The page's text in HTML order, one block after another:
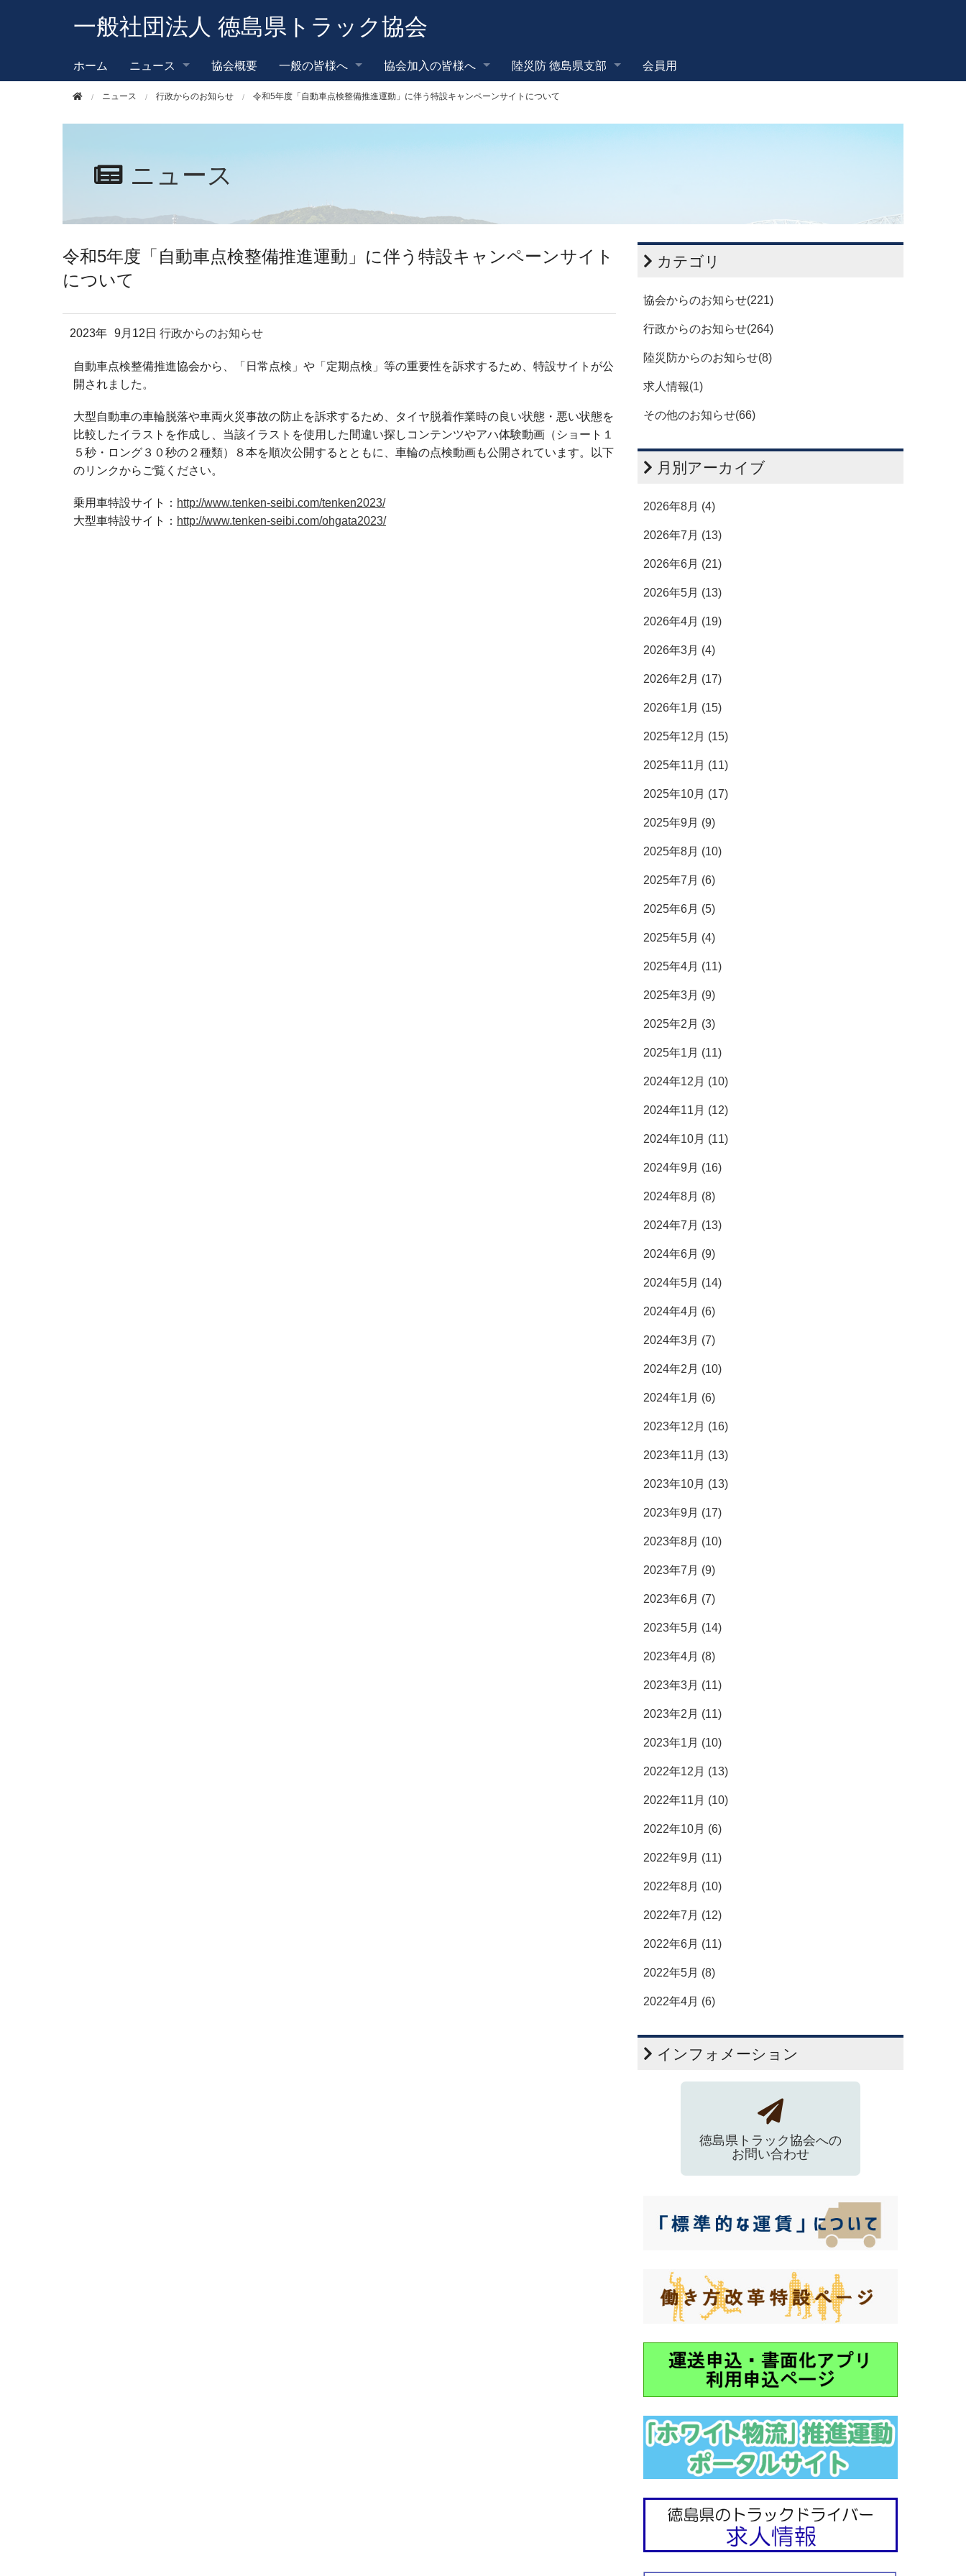
一般社団法人 徳島県トラック協会
ホーム ニュース 協会概要 一般の皆様へ 協会加入の皆様へ 陸災防 徳島県支部 会員用
ニュース 行政からのお知らせ 令和5年度「自動車点検整備推進運動」に伴う特設キャンペーンサイトについて
ニュース
令和5年度「自動車点検整備推進運動」に伴う特設キャンペーンサイト
について
2023年 9月12日 行政からのお知らせ
自動車点検整備推進協会から、「日常点検」や「定期点検」等の重要性を訴求するため、特設サイトが公
開されました。
大型自動車の車輪脱落や車両火災事故の防止を訴求するため、タイヤ脱着作業時の良い状態・悪い状態を
比較したイラストを作成し、当該イラストを使用した間違い探しコンテンツやアハ体験動画（ショート１
５秒・ロング３０秒の２種類）８本を順次公開するとともに、車輪の点検動画も公開されています。以下
のリンクからご覧ください。
乗用車特設サイト： http://www.tenken-seibi.com/tenken2023/
大型車特設サイト： http://www.tenken-seibi.com/ohgata2023/
カテゴリ
協会からのお知らせ(221)
行政からのお知らせ(264)
陸災防からのお知らせ(8)
求人情報(1)
その他のお知らせ(66)
月別アーカイブ
2026年8月 (4)
2026年7月 (13)
2026年6月 (21)
2026年5月 (13)
2026年4月 (19)
2026年3月 (4)
2026年2月 (17)
2026年1月 (15)
2025年12月 (15)
2025年11月 (11)
2025年10月 (17)
2025年9月 (9)
2025年8月 (10)
2025年7月 (6)
2025年6月 (5)
2025年5月 (4)
2025年4月 (11)
2025年3月 (9)
2025年2月 (3)
2025年1月 (11)
2024年12月 (10)
2024年11月 (12)
2024年10月 (11)
2024年9月 (16)
2024年8月 (8)
2024年7月 (13)
2024年6月 (9)
2024年5月 (14)
2024年4月 (6)
2024年3月 (7)
2024年2月 (10)
2024年1月 (6)
2023年12月 (16)
2023年11月 (13)
2023年10月 (13)
2023年9月 (17)
2023年8月 (10)
2023年7月 (9)
2023年6月 (7)
2023年5月 (14)
2023年4月 (8)
2023年3月 (11)
2023年2月 (11)
2023年1月 (10)
2022年12月 (13)
2022年11月 (10)
2022年10月 (6)
2022年9月 (11)
2022年8月 (10)
2022年7月 (12)
2022年6月 (11)
2022年5月 (8)
2022年4月 (6)
インフォメーション
徳島県トラック協会への
お問い合わせ